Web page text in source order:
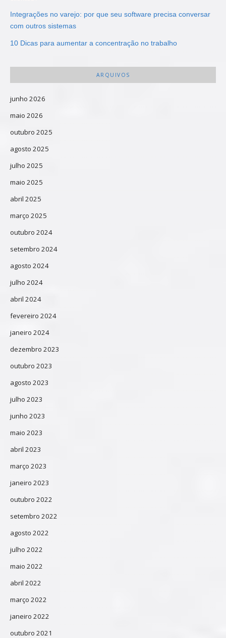
Integrações no varejo: por que seu software precisa conversar
com outros sistemas
10 Dicas para aumentar a concentração no trabalho
ARQUIVOS
junho 2026
maio 2026
outubro 2025
agosto 2025
julho 2025
maio 2025
abril 2025
março 2025
outubro 2024
setembro 2024
agosto 2024
julho 2024
abril 2024
fevereiro 2024
janeiro 2024
dezembro 2023
outubro 2023
agosto 2023
julho 2023
junho 2023
maio 2023
abril 2023
março 2023
janeiro 2023
outubro 2022
setembro 2022
agosto 2022
julho 2022
maio 2022
abril 2022
março 2022
janeiro 2022
outubro 2021